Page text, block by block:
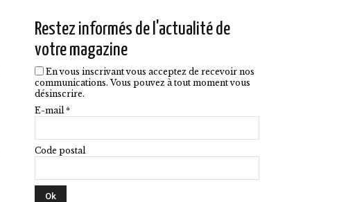
du
produit
Restez informés de l'actualité de
votre magazine
En vous inscrivant vous acceptez de recevoir nos
communications. Vous pouvez à tout moment vous
désinscrire.
E-mail *
Code postal